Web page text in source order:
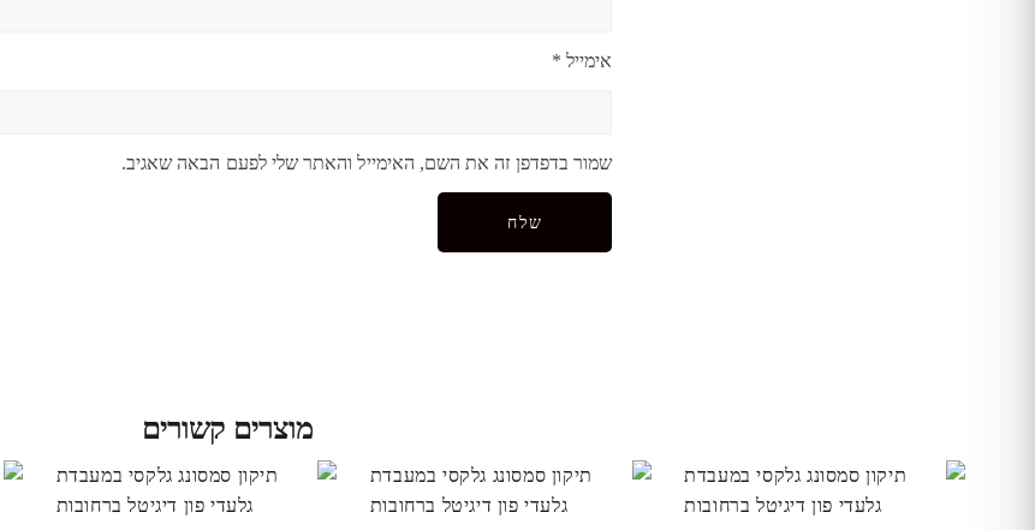
אימייל *
שמור בדפדפן זה את השם, האימייל והאתר שלי לפעם הבאה שאגיב.
מוצרים קשורים